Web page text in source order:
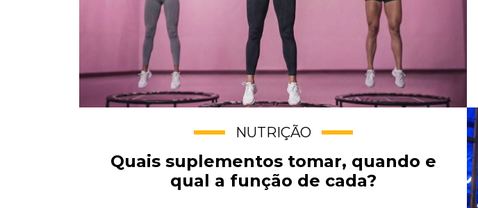
NUTRIÇÃO
Quais suplementos tomar, quando e
qual a função de cada?